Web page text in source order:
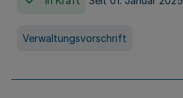
Verwaltungsvorschrift